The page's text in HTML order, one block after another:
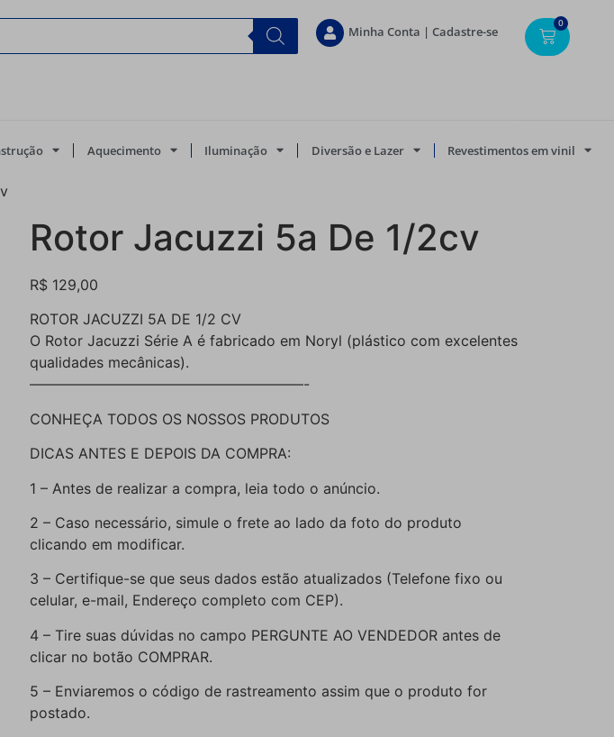
Minha Conta | Cadastre-se
0
Aquecimento Iluminação Diversão e Lazer Revestimentos em vinil
Rotor Jacuzzi 5a De 1/2cv
R$129,00
ROTOR JACUZZI 5A DE 1/2 CV
O Rotor Jacuzzi Série A é fabricado em Noryl (plástico com excelentes
qualidades mecânicas).
———————————————————-
CONHEÇA TODOS OS NOSSOS PRODUTOS
DICAS ANTES E DEPOIS DA COMPRA:
1 – Antes de realizar a compra, leia todo o anúncio.
2 – Caso necessário, simule o frete ao lado da foto do produto
clicando em modificar.
3 – Certifique-se que seus dados estão atualizados (Telefone fixo ou
celular, e-mail, Endereço completo com CEP).
4 – Tire suas dúvidas no campo PERGUNTE AO VENDEDOR antes de
clicar no botão COMPRAR.
5 – Enviaremos o código de rastreamento assim que o produto for
postado.